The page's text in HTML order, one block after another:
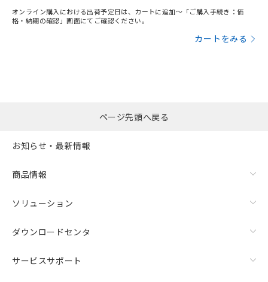
オンライン購入における出荷予定日は、カートに追加～「ご購入手続き：価
格・納期の確認」画面にてご確認ください。
カートをみる
ページ先頭へ戻る
お知らせ・最新情報
商品情報
ソリューション
ダウンロードセンタ
サービスサポート